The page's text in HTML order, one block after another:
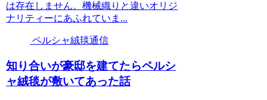
は存在しません。機械織りと違いオリジ
ナリティーにあふれていま...
ペルシャ絨毯通信
知り合いが豪邸を建てたらペルシ
ャ絨毯が敷いてあった話